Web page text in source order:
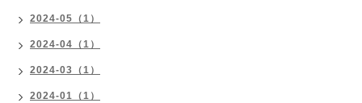
2024-05（1）
2024-04（1）
2024-03（1）
2024-01（1）